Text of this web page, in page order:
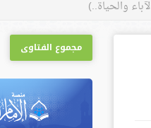
مجموع الفتاوى